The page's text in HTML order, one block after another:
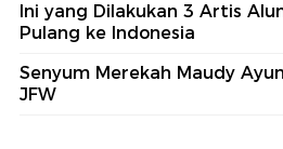
Ini yang Dilakukan 3 Artis
Pulang ke Indonesia
Senyum Merekah Maudy
JFW